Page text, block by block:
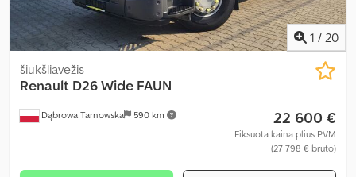
1 / 20
Dąbrowa Tarnowska 590 km
šiukšliavežis
Renault D26 Wide FAUN
22 600 €
Fiksuota kaina plius PVM
(27 798 € bruto)